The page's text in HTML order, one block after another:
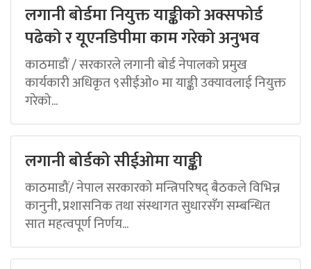
लगानी बोर्डमा नियुक्त याङ्कीको अक्सफोर्ड
पढेको र यूएनडिपीमा काम गरेको अनुभव
काठमाडौं / सरकारले लगानी बोर्ड नेपालको प्रमुख
कार्यकारी अधिकृत ९सीईओ० मा याङ्की उक्यावलाई नियुक्त
गरेको...
लगानी बोर्डको सीईओमा याङ्की
काठमाडौं/ नेपाल सरकारको मन्त्रिपरिषद् बैठकले विभिन्न
कानुनी, प्रशासनिक तथा संस्थागत सुधारसँग सम्बन्धित
सात महत्वपूर्ण निर्णय...